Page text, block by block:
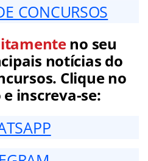
CONCURSOS
no seu
notícias do
Clique no
inscreva-se: